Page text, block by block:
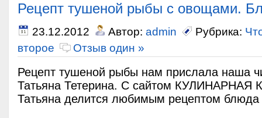
Рецепт тушеной рыбы с овощами.
23.12.2012 Автор: admin Рубрика:
второе
Отзыв один »
Рецепт тушеной рыбы нам прислала наша
Татьяна Тетерина. С сайтом
Татьяна делится любимым рецептом блюда